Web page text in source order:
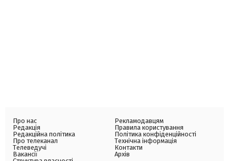
Про нас
Редакція
Редакційна політика
Про телеканал
Телеведучі
Вакансії
Рекламодавцям
Правила користування
Політика конфіденційності
Технічна інформація
Контакти
Архів